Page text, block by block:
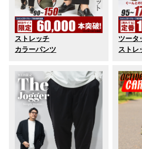
ストレッチ
カラーパンツ
ツータ
ストレ